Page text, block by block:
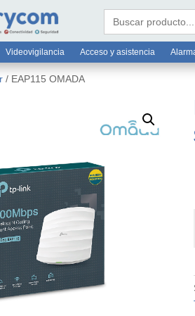
33 3826 7812
Buscar:
Videovigilancia Acceso y asistencia
/ EAP115 OMADA